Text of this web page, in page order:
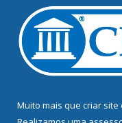
Muito mais que criar site